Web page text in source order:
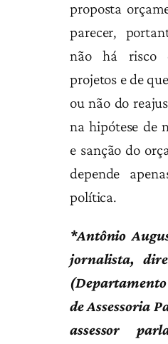
proposta
parecer,
não há risco
projetos e de
ou não do
na hipótese de
e sanção do
depende
política.
*Antônio
jornalista,
de Assessoria
assessor